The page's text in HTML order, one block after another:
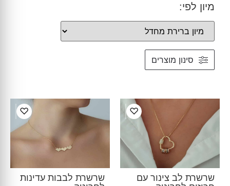
מיון לפי:
סינון מוצרים
♡
שרשרת לב צינור עם
♡
שרשרת לבבות עדינות